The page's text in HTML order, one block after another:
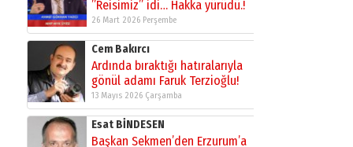
çıtayı yukarı taşırken,
yönetimdekiler aşağı
çekmemeli!
17 Şubat 2026 SalıOrhan BOZKURT
Bir fotoğraf, bir şehir, bir
gazeteci… Dizginler kimin
elinde?
31 Mart 2026 Salı
A. Berhan Yılmaz
BİR BÖLÜM DEĞİL, BİR ÖMÜR